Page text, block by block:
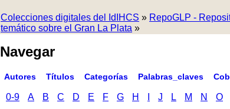
Colecciones digitales del IdIHCS » RepoGLP -
temático sobre el Gran La Plata »
Navegar
Autores Títulos Categorías Palabras_claves
0-9 A B C D E F G H J L M N O